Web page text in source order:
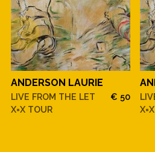
ANDERSON LAURIE
LIVE FROM THE LET
X=X TOUR
€ 50